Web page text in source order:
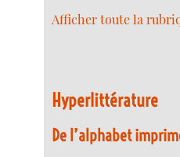
Afficher toute la
Hyperlittérature
De l’alphabet